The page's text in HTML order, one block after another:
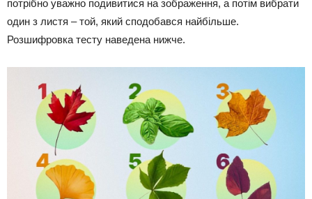
потрібно уважно подивитися на зображення, а потім вибрати
один з листя – той, який сподобався найбільше.
Розшифровка тесту наведена нижче.